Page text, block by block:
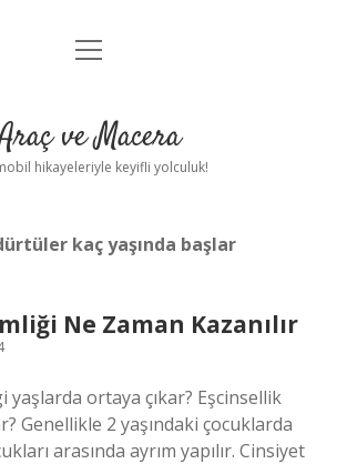
Anasayfa
Yasal Uyarı
menüyü
ve Macera
hikayeleriyle keyifli yolculuk!
kaç yaşında başlar
Ne Zaman Kazanılır
yaşlarda ortaya çıkar? Eşcinsellik
Genellikle 2 yaşındaki çocuklarda
arasında ayrım yapılır. Cinsiyet